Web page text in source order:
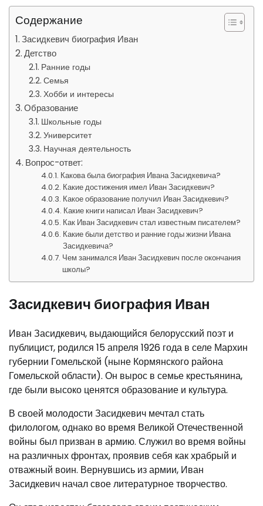
Содержание
Засидкевич биография Иван
Детство
Ранние годы
Семья
Хобби и интересы
Образование
Школьные годы
Университет
Научная деятельность
Вопрос-ответ:
Какова была биография Ивана Засидкевича?
Какие достижения имел Иван Засидкевич?
Какое образование получил Иван Засидкевич?
Какие книги написал Иван Засидкевич?
Как Иван Засидкевич стал известным писателем?
Какие были детство и ранние годы жизни Ивана
Засидкевича?
Чем занимался Иван Засидкевич после окончания
школы?
Засидкевич биография Иван
Иван Засидкевич, выдающийся белорусский поэт и
публицист, родился 15 апреля 1926 года в селе Мархин
губернии Гомельской (ныне Кормянского района
Гомельской области). Он вырос в семье крестьянина,
где были высоко ценятся образование и культура.
В своей молодости Засидкевич мечтал стать
филологом, однако во время Великой Отечественной
войны был призван в армию. Служил во время войны
на различных фронтах, проявив себя как храбрый и
отважный воин. Вернувшись из армии, Иван
Засидкевич начал свое литературное творчество.